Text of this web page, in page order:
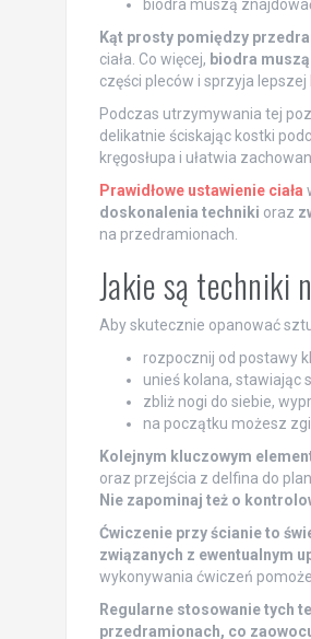
biodra muszą
Kąt prosty pomiędzy
ciała. Co więcej, biodra
części pleców i sprzyja lepszej
Podczas utrzymywania tej
delikatnie ściskając kostki
kręgosłupa i ułatwia
Prawidłowe ustawienie ciała
doskonalenia techniki oraz
na przedramionach.
Jakie są techniki
Aby skutecznie opanować
rozpocznij od postawy
unieś kolana, stawiając
zbliż nogi do siebie,
na początku możesz
Kolejnym kluczowym
oraz przejścia z delfina do
Nie zapominaj też o
Ćwiczenie przy ścianie to
związanych z ewentualnym
wykonywania ćwiczeń
Regularne stosowanie tych
przedramionach, co